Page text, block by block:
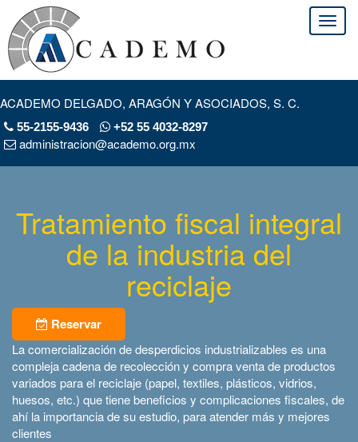
ACADEMO DELGADO, ARAGÓN Y ASOCIADOS, S. C.
55-2155-9436 +52 55 4032-8297
administracion@academo.org.mx
Tratamiento fiscal integral
de la industria del
reciclaje
Reservar
La comercialización de desperdicios industrializables es una
compleja cadena de recolección y compra venta de productos
variados para el reciclaje (papel, textiles, plásticos, vidrios,
huesos, etc.) que tiene beneficios y complicaciones fiscales, de
ahí la importancia de su estudio, para atender más y mejores
clientes